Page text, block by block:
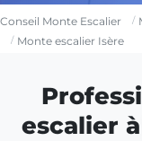
Conseil Monte Escalier
Monte escalier Isère
escalier